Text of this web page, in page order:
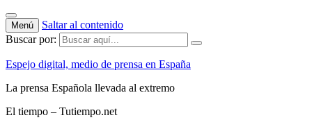
Menú
Saltar al contenido
Buscar por:
Espejo digital, medio de prensa en España
La prensa Española llevada al extremo
El tiempo – Tutiempo.net